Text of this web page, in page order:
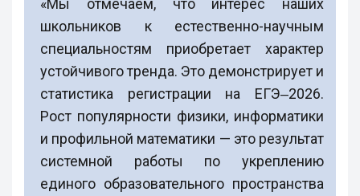
школьников к естественно-научным
специальностям приобретает характер
устойчивого тренда. Это демонстрирует и
статистика регистрации на ЕГЭ‒2026.
Рост популярности физики, информатики
и профильной математики — это результат
системной работы по укреплению
единого образовательного пространства